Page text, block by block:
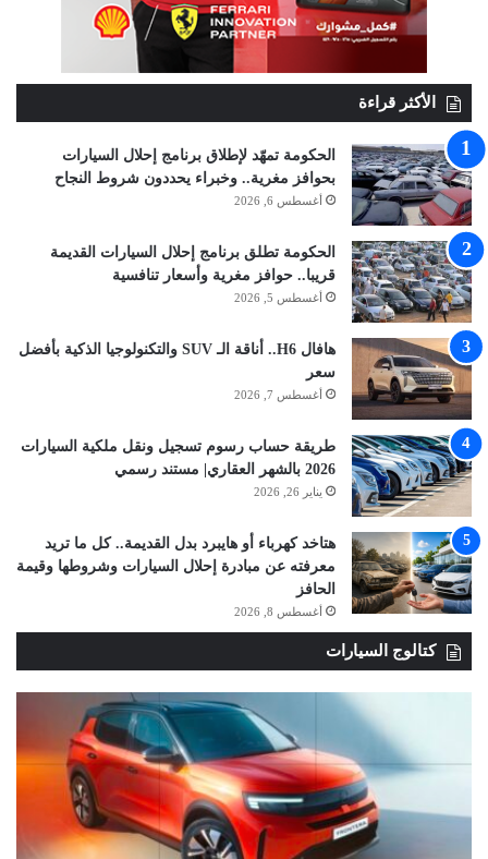
الأكثر قراءة
الحكومة تمهّد لإطلاق برنامج إحلال السيارات
بحوافز مغرية.. وخبراء يحددون شروط النجاح
أغسطس 6, 2026
الحكومة تطلق برنامج إحلال السيارات القديمة
قريبا.. حوافز مغرية وأسعار تنافسية
أغسطس 5, 2026
هافال H6.. أناقة الـ SUV والتكنولوجيا الذكية بأفضل
سعر
أغسطس 7, 2026
طريقة حساب رسوم تسجيل ونقل ملكية السيارات
2026 بالشهر العقاري| مستند رسمي
يناير 26, 2026
هتاخد كهرباء أو هايبرد بدل القديمة.. كل ما تريد
معرفته عن مبادرة إحلال السيارات وشروطها وقيمة
الحافز
أغسطس 8, 2026
كتالوج السيارات